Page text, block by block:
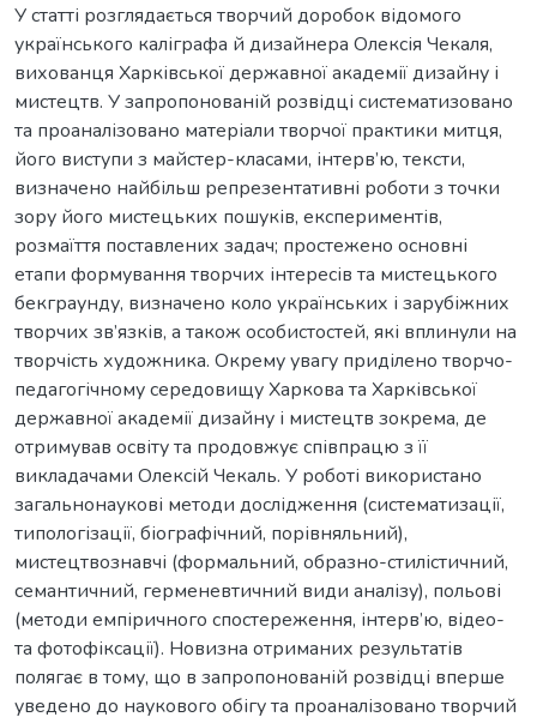
У статті розглядається творчий доробок відомого
українського каліграфа й дизайнера Олексія Чекаля,
вихованця Харківської державної академії дизайну і
мистецтв. У запропонованій розвідці систематизовано
та проаналізовано матеріали творчої практики митця,
його виступи з майстер-класами, інтерв’ю, тексти,
визначено найбільш репрезентативні роботи з точки
зору його мистецьких пошуків, експериментів,
розмаїття поставлених задач; простежено основні
етапи формування творчих інтересів та мистецького
бекграунду, визначено коло українських і зарубіжних
творчих зв’язків, а також особистостей, які вплинули на
творчість художника. Окрему увагу приділено творчо-
педагогічному середовищу Харкова та Харківської
державної академії дизайну і мистецтв зокрема, де
отримував освіту та продовжує співпрацю з її
викладачами Олексій Чекаль. У роботі використано
загальнонаукові методи дослідження (систематизації,
типологізації, біографічний, порівняльний),
мистецтвознавчі (формальний, образно-стилістичний,
семантичний, герменевтичний види аналізу), польові
(методи емпіричного спостереження, інтерв’ю, відео-
та фотофіксації). Новизна отриманих результатів
полягає в тому, що в запропонованій розвідці вперше
уведено до наукового обігу та проаналізовано творчий